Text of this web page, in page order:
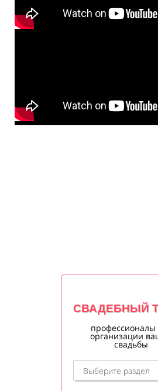
СВАДЕБНЫЙ
профессионалы
организации
свадьбы